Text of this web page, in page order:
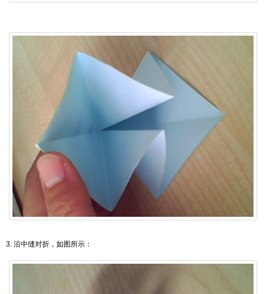
3. 沿中缝对折，如图所示：